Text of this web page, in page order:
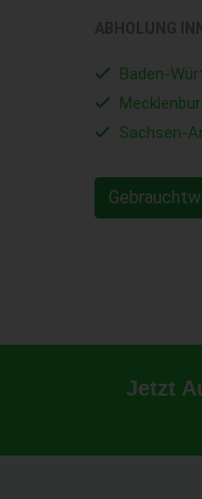
Baden-
Sachsen-
Jetzt